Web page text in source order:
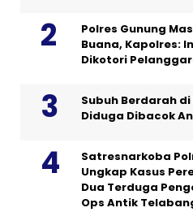
Polres Gunung
Buana, Kapolres:
Dikotori
Subuh Berdarah
Diduga Dibacok
Satresnarkoba
Ungkap Kasus
Dua Terduga
Ops Antik